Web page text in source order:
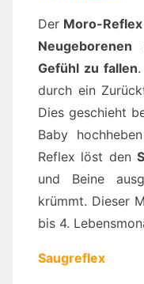
Der Moro-Reflex
Neugeborenen
Gefühl zu fallen
durch ein
Dies geschieht
Baby
Reflex löst den
und Beine
krümmt. Dieser
bis 4.
Saugreflex